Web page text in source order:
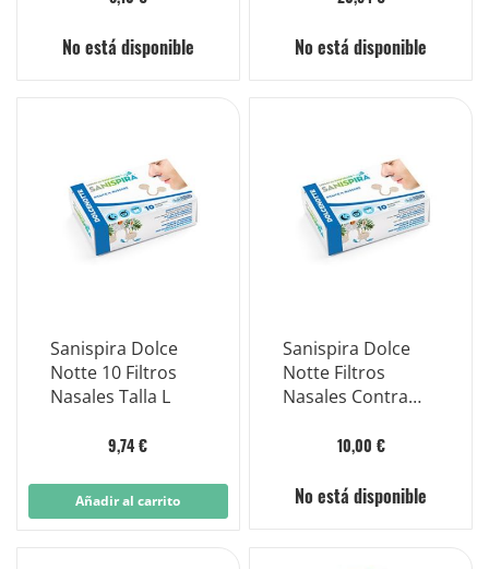
No está disponible No está disponible
Sanispira Dolce
Notte 10 Filtros
Nasales Talla L
9,74 €
Añadir al carrito
Sanispira Dolce
Notte Filtros
Nasales Contra
Talla S 10 Piezas
10,00 €
No está disponible